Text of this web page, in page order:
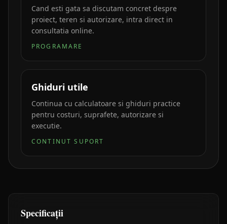
Cand esti gata sa discutam concret despre
proiect, teren si autorizare, intra direct in
consultatia online.
PROGRAMARE
Ghiduri utile
Continua cu calculatoare si ghiduri practice
pentru costuri, suprafete, autorizare si
executie.
CONTINUT SUPORT
Specificații